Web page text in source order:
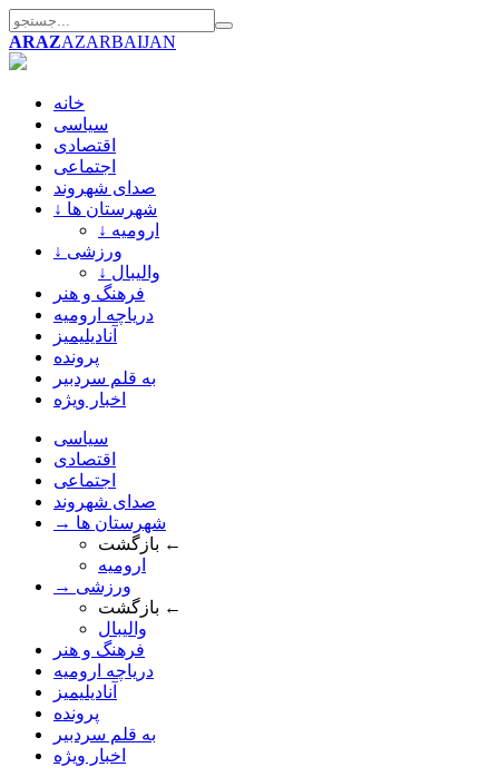
ARAZAZARBAIJAN
خانه
سیاسی
اقتصادی
اجتماعی
صدای شهروند
↓ شهرستان ها
↓ ارومیه
↓ ورزشی
↓ والیبال
فرهنگ و هنر
دریاچه ارومیه
آنادیلیمیز
پرونده
به قلم سردبیر
اخبار ویژه
سیاسی
اقتصادی
اجتماعی
صدای شهروند
→ شهرستان ها
بازگشت ←
ارومیه
→ ورزشی
بازگشت ←
والیبال
فرهنگ و هنر
دریاچه ارومیه
آنادیلیمیز
پرونده
به قلم سردبیر
اخبار ویژه